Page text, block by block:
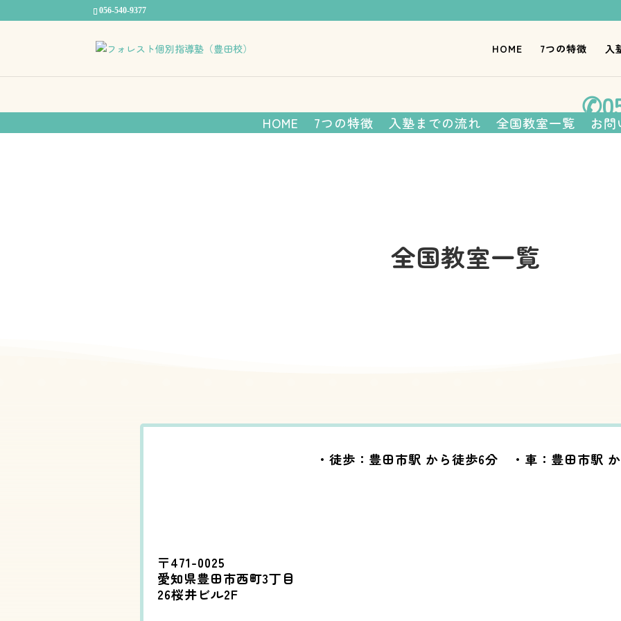
056-540-9377
HOME 7つの特徴 入
発達障がいのあるお子さまの親が塾長を務める、 個
HOME 7つの特徴 入塾までの流れ 全国教室一覧 お
全国教室一覧
〒471-0025
愛知県豊田市西町3丁目
26桜井ビル2F
・徒歩：豊田市駅 から徒歩6分 ・車：豊田市駅